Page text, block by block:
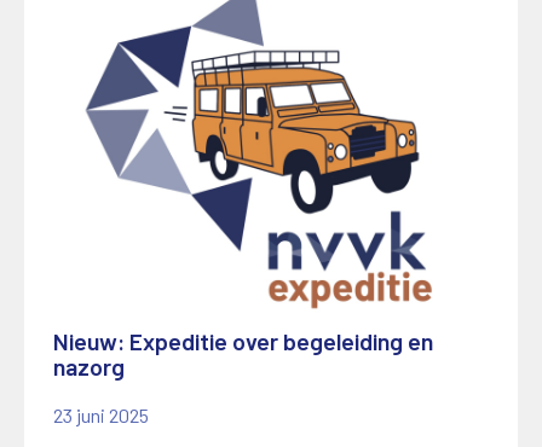
Nieuw: Expeditie over begeleiding en
nazorg
23 juni 2025